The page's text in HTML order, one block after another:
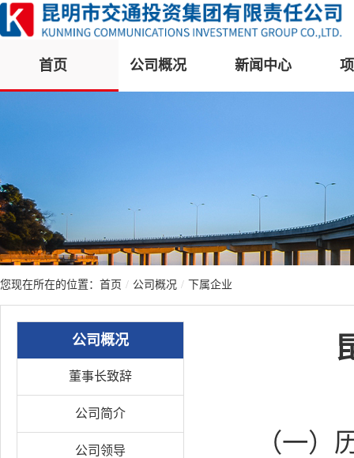
首页 公司概况 新闻中心
您现在所在的位置： 首页 / 公司概况 / 下属企业
公司概况
董事长致辞
公司简介
公司领导 （一）